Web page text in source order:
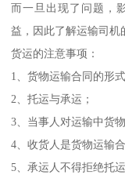
而一旦出现了问题，
益，因此了解运输司机
货运的注意事项：
1、货物运输合同的形式
2、托运与承运；
3、当事人对运输中货物
4、收货人是货物运输
5、承运人不得拒绝托